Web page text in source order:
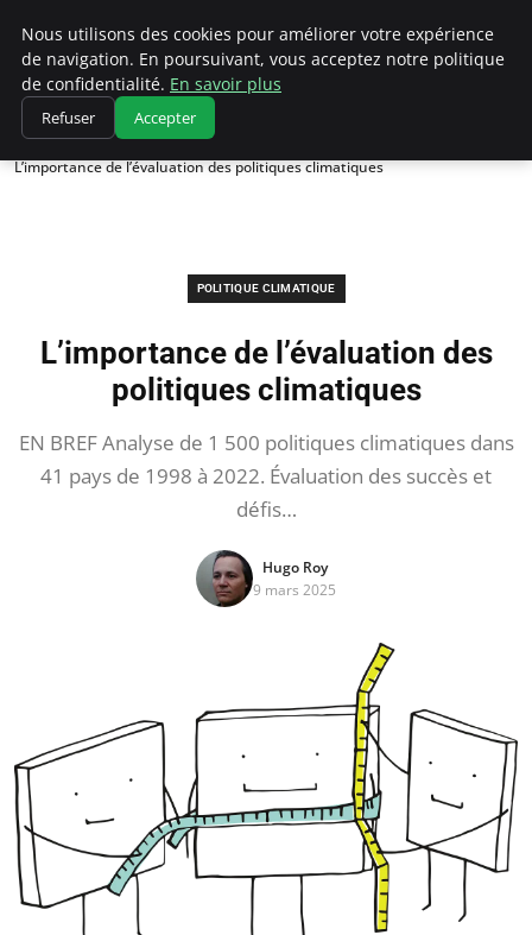
Climatedebtagents
Accueil
Politique climatique
L’importance de l’évaluation des politiques climatiques
POLITIQUE CLIMATIQUE
L’importance de l’évaluation des
politiques climatiques
EN BREF Analyse de 1 500 politiques climatiques dans
41 pays de 1998 à 2022. Évaluation des succès et
défis…
Hugo Roy
9 mars 2025
Nous utilisons des cookies pour améliorer votre expérience
de navigation. En poursuivant, vous acceptez notre politique
de confidentialité. En savoir plus
Refuser Accepter